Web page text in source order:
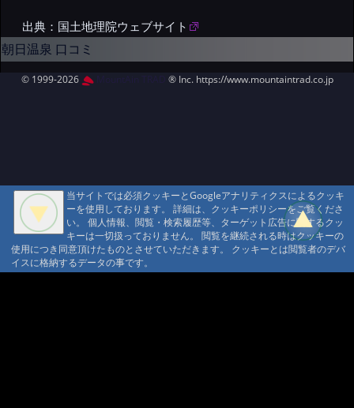
出典：国土地理院ウェブサイト
朝日温泉 口コミ
© 1999-2026 MountAin TRAD ® Inc. https://www.mountaintrad.co.jp
当サイトでは必須クッキーとGoogleアナリティクスによるクッキ
ーを使用しております。 詳細は、クッキーポリシーをご覧くださ
い。 個人情報、閲覧・検索履歴等、ターゲット広告に関するクッ
キーは一切扱っておりません。 閲覧を継続される時はクッキーの
使用につき同意頂けたものとさせていただきます。 クッキーとは閲覧者のデバ
イスに格納するデータの事です。